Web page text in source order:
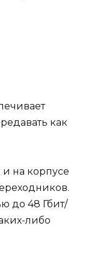
как
и на корпусе
до 48 Гбит/
либо